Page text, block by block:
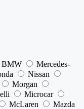
BMW
Mercedes-
Nissan
Morgan
Microcar
McLaren
Mazda